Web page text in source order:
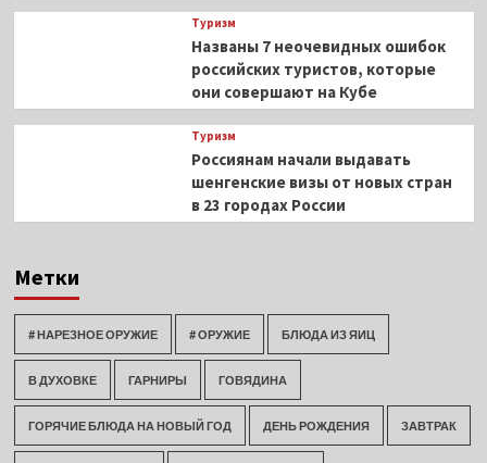
Туризм
Названы 7 неочевидных ошибок
российских туристов, которые
они совершают на Кубе
Туризм
Россиянам начали выдавать
шенгенские визы от новых стран
в 23 городах России
Метки
# НАРЕЗНОЕ ОРУЖИЕ # ОРУЖИЕ БЛЮДА ИЗ ЯИЦ
В ДУХОВКЕ ГАРНИРЫ ГОВЯДИНА
ГОРЯЧИЕ БЛЮДА НА НОВЫЙ ГОД ДЕНЬ РОЖДЕНИЯ ЗАВТРАК